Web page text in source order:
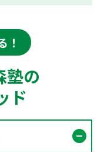
！
塾の
ド